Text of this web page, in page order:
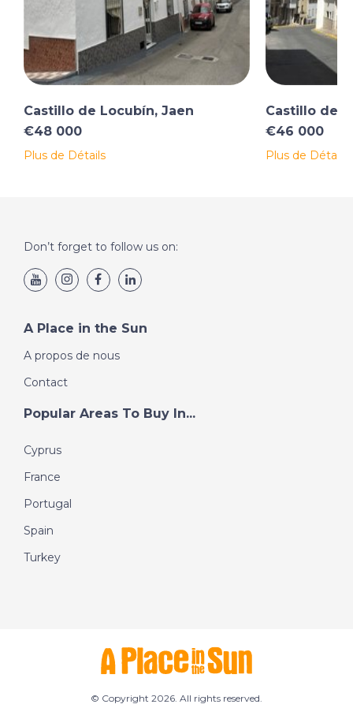
Castillo de Locubín, Jaen
€48 000
Plus de Détails
Castillo de
€46 000
Plus de Détails
Don’t forget to follow us on:
A Place in the Sun
A propos de nous
Contact
Popular Areas To Buy In...
Cyprus
France
Portugal
Spain
Turkey
© Copyright 2026. All rights reserved.